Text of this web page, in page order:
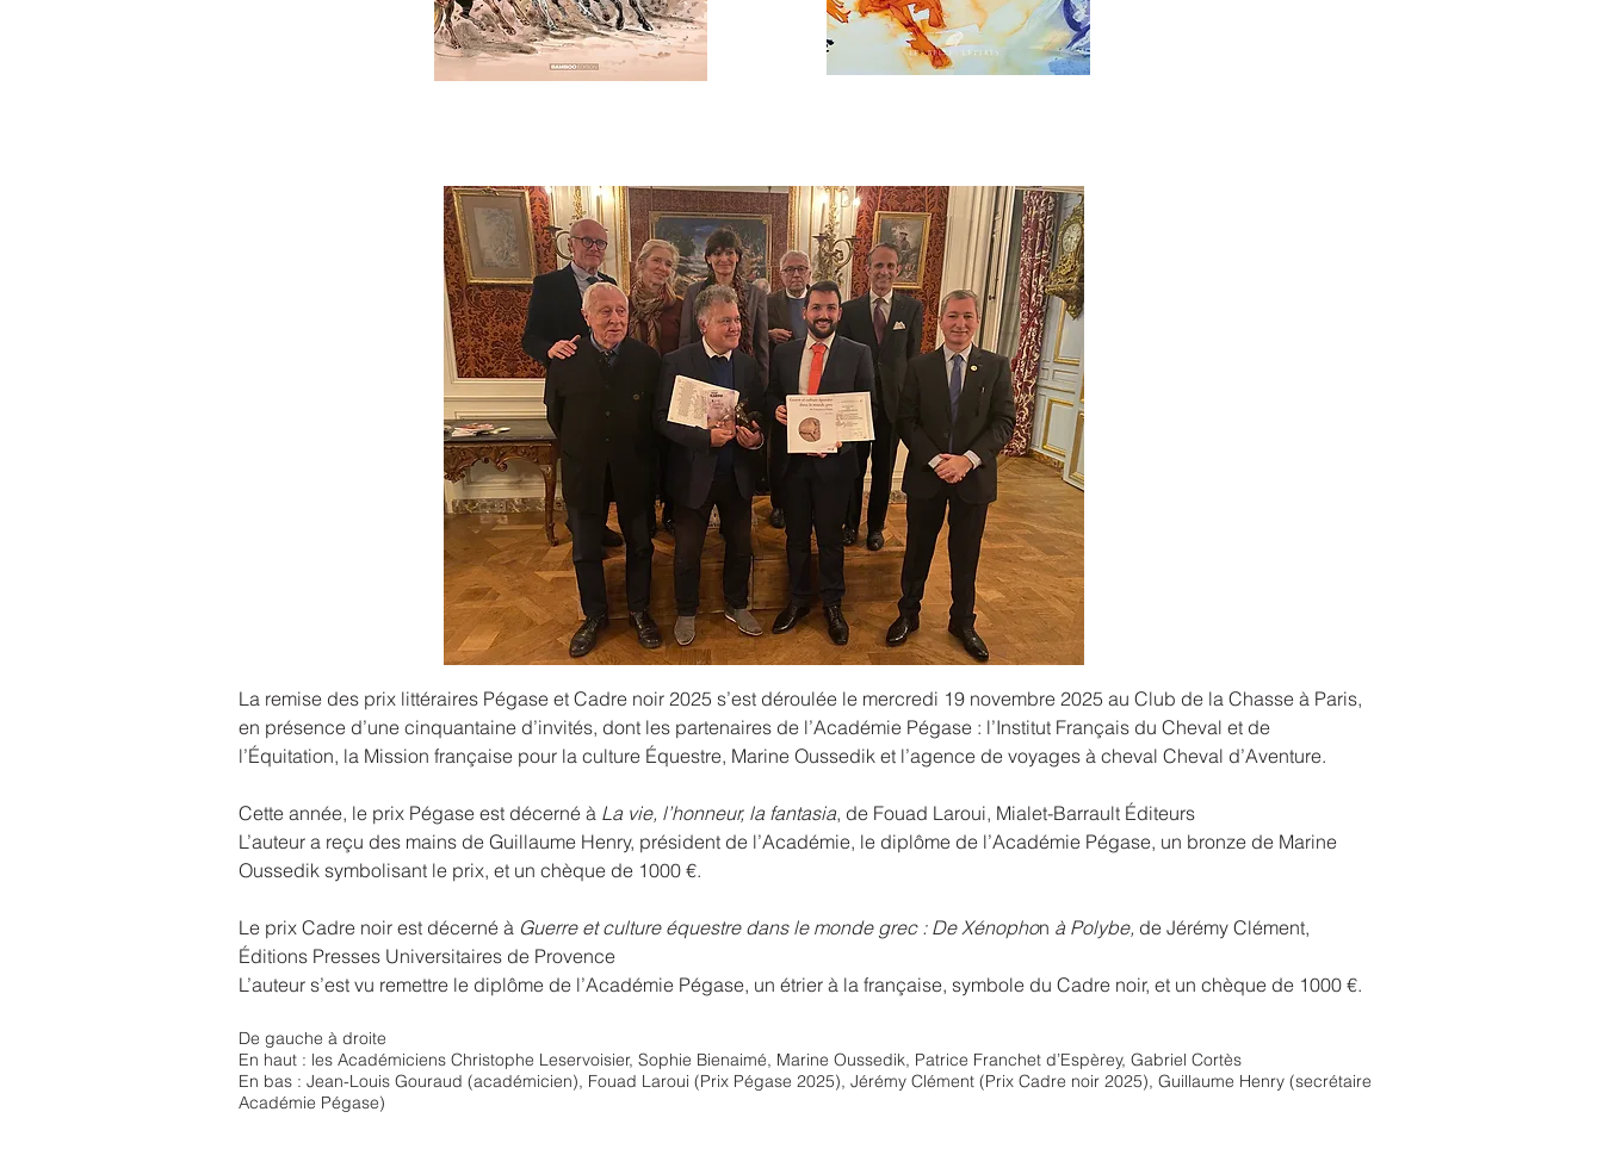
La remise des prix littéraires Pégase et Cadre noir 2025 s’est déroulée le mercredi 19 novembre 2025 au Club de la Chasse à Paris,
en présence d’une cinquantaine d’invités, dont les partenaires de l’Académie Pégase : l’Institut Français du Cheval et de
l’Équitation, la Mission française pour la culture Équestre, Marine Oussedik et l’agence de voyages à cheval Cheval d’Aventure.
Cette année, le prix Pégase est décerné à La vie, l’honneur, la fantasia, de Fouad Laroui, Mialet-Barrault Éditeurs
L’auteur a reçu des mains de Guillaume Henry, président de l’Académie, le diplôme de l’Académie Pégase, un bronze de Marine
Oussedik symbolisant le prix, et un chèque de 1000 €.
Le prix Cadre noir est décerné à Guerre et culture équestre dans le monde grec : De Xénophon à Polybe, de Jérémy Clément,
Éditions Presses Universitaires de Provence
L’auteur s’est vu remettre le diplôme de l’Académie Pégase, un étrier à la française, symbole du Cadre noir, et un chèque de 1000 €.
De gauche à droite
En haut : les Académiciens Christophe Leservoisier, Sophie Bienaimé, Marine Oussedik, Patrice Franchet d’Espèrey, Gabriel Cortès
En bas : Jean-Louis Gouraud (académicien), Fouad Laroui (Prix Pégase 2025), Jérémy Clément (Prix Cadre noir 2025), Guillaume Henry (secrétaire
Académie Pégase)